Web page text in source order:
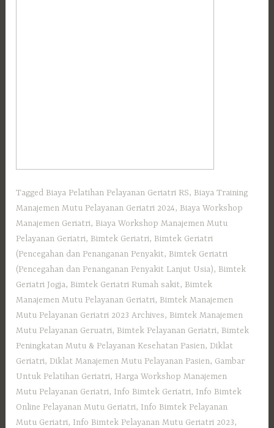
Tagged Biaya Pelatihan Pelayanan Geriatri RS, Biaya Training
Manajemen Mutu Pelayanan Geriatri 2024, Biaya Workshop
Manajemen Geriatri, Biaya Workshop Manajemen Mutu
Pelayanan Geriatri, Bimtek Geriatri, Bimtek Geriatri
(Pencegahan dan Penanganan Penyakit, Bimtek Geriatri
(Pencegahan dan Penanganan Penyakit Lanjut Usia), Bimtek
Geriatri Jogja, Bimtek Geriatri Rumah sakit, Bimtek
Manajemen Mutu Pelayanan Geriatri, Bimtek Manajemen
Mutu Pelayanan Geriatri 2023 Archives, Bimtek Manajemen
Mutu Pelayanan Geruatri, Bimtek Pelayanan Geriatri, Bimtek
Peningkatan Mutu & Pelayanan Kesehatan Pasien,Diklat
Geriatri,Diklat Manajemen Mutu Pelayanan Pasien, Gambar
Untuk Pelatihan Geriatri, Harga Workshop Manajemen
Mutu Pelayanan Geriatri, Info Bimtek Geriatri, Info Bimtek
Online Pelayanan Mutu Geriatri, Info Bimtek Pelayanan
Mutu Geriatri, Info Bimtek Pelayanan Mutu Geriatri 2023,